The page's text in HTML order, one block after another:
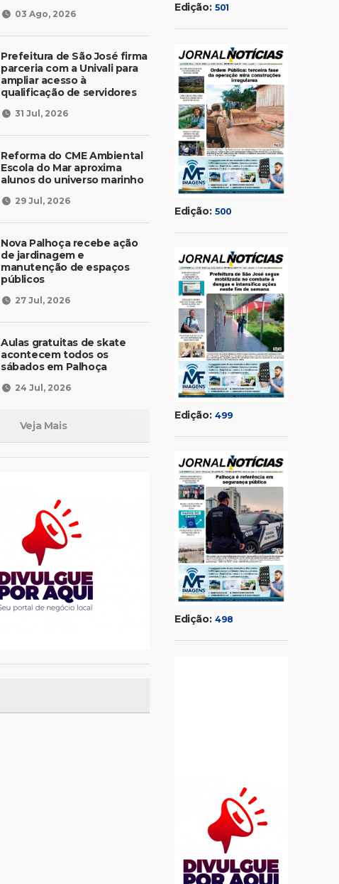
03 Ago, 2026
Prefeitura de São José firma
parceria com a Univali para
ampliar acesso à
qualificação de servidores
31 Jul, 2026
Reforma do CME Ambiental
Escola do Mar aproxima
alunos do universo marinho
29 Jul, 2026
Nova Palhoça recebe ação
de jardinagem e
manutenção de espaços
públicos
27 Jul, 2026
Aulas gratuitas de skate
acontecem todos os
sábados em Palhoça
24 Jul, 2026
Veja Mais
Edição: 501
Edição: 500
Edição: 499
Edição: 498